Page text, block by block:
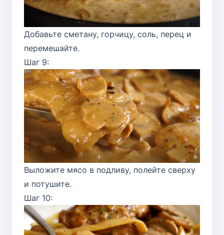
Добавьте сметану, горчицу, соль, перец и
перемешайте.
Шаг 9:
Выложите мясо в подливу, полейте сверху
и потушите.
Шаг 10: